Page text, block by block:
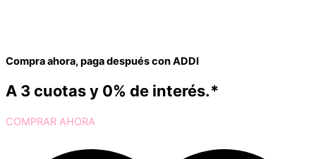
Compra ahora, paga después con ADDI
A 3 cuotas y 0% de interés.*
COMPRAR AHORA